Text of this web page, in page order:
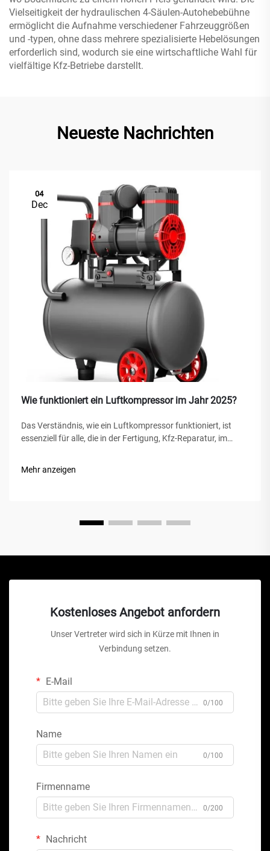
Vielseitigkeit der hydraulischen 4-Säulen-Autohebebühne
ermöglicht die Aufnahme verschiedener Fahrzeuggrößen
und -typen, ohne dass mehrere spezialisierte Hebelösungen
erforderlich sind, wodurch sie eine wirtschaftliche Wahl für
vielfältige Kfz-Betriebe darstellt.
Neueste Nachrichten
04
Dec
Wie funktioniert ein Luftkompressor im Jahr 2025?
Das Verständnis, wie ein Luftkompressor funktioniert, ist
essenziell für alle, die in der Fertigung, Kfz-Reparatur, im
Energie in potenzielle Energie umwandelt...
Mehr anzeigen
Kostenloses Angebot anfordern
Unser Vertreter wird sich in Kürze mit Ihnen in
Verbindung setzen.
E-Mail
0/100
Name
0/100
Firmenname
0/200
Nachricht